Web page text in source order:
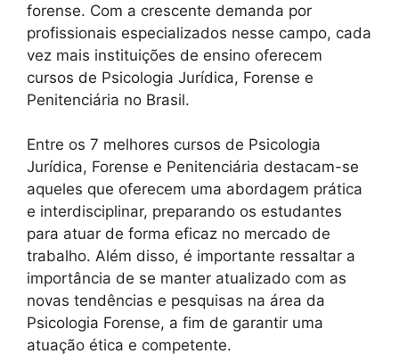
forense. Com a crescente demanda por
profissionais especializados nesse campo, cada
vez mais instituições de ensino oferecem
cursos de Psicologia Jurídica, Forense e
Penitenciária no Brasil.
Entre os 7 melhores cursos de Psicologia
Jurídica, Forense e Penitenciária destacam-se
aqueles que oferecem uma abordagem prática
e interdisciplinar, preparando os estudantes
para atuar de forma eficaz no mercado de
trabalho. Além disso, é importante ressaltar a
importância de se manter atualizado com as
novas tendências e pesquisas na área da
Psicologia Forense, a fim de garantir uma
atuação ética e competente.